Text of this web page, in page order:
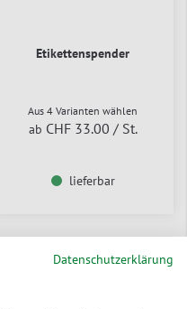
Etikettenspender
Aus 4 Varianten wählen
ab CHF 33.00 / St.
lieferbar
Datenschutzerklärung